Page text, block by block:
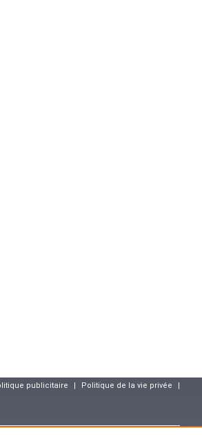
publicitaire | Politique de la vie privée |